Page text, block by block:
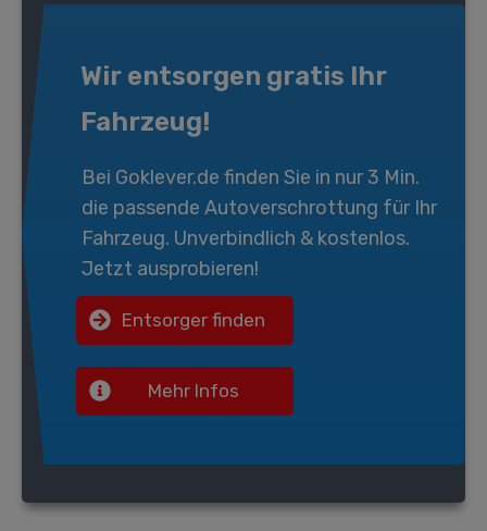
Wir entsorgen gratis Ihr
Fahrzeug!
Bei Goklever.de finden Sie in nur 3 Min.
die passende Autoverschrottung für Ihr
Fahrzeug. Unverbindlich & kostenlos.
Jetzt ausprobieren!
Entsorger finden
Mehr Infos